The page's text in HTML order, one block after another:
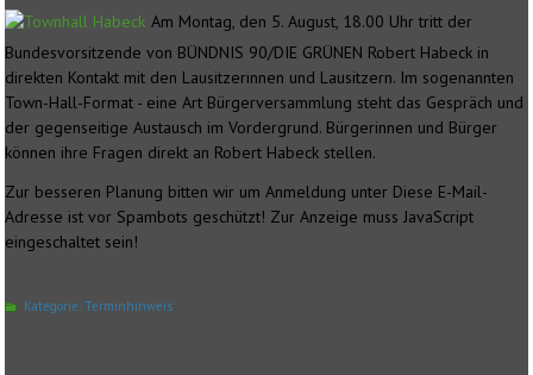
Am Montag, den 5. August, 18.00 Uhr tritt der
Bundesvorsitzende von BÜNDNIS 90/DIE GRÜNEN Robert Habeck in
direkten Kontakt mit den Lausitzerinnen und Lausitzern. Im sogenannten
Town-Hall-Format - eine Art Bürgerversammlung steht das Gespräch und
der gegenseitige Austausch im Vordergrund. Bürgerinnen und Bürger
können ihre Fragen direkt an Robert Habeck stellen.
Zur besseren Planung bitten wir um Anmeldung unter Diese E-Mail-
Adresse ist vor Spambots geschützt! Zur Anzeige muss JavaScript
eingeschaltet sein!
Kategorie:Terminhinweis